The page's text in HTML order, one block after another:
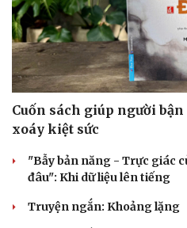
Cuốn sách giúp người
xoáy kiệt sức
"Bẫy bản năng - Trực giác
đâu": Khi dữ liệu lên tiếng
Truyện ngắn: Khoảng lặng